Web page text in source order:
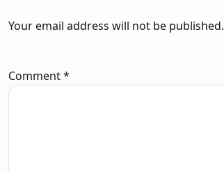
Your email address will not be published.
Comment*